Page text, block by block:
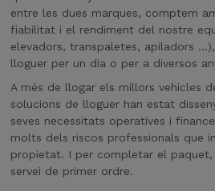
entre les dues marques, comptem
fiabilitat i el rendiment del nostre
elevadors, transpaletes, apiladors
lloguer per un dia o per a diversos
A més de llogar els millors vehicles
solucions de lloguer han estat
seves necessitats operatives i
molts dels riscos professionals que
propietat. I per completar el
servei de primer ordre.